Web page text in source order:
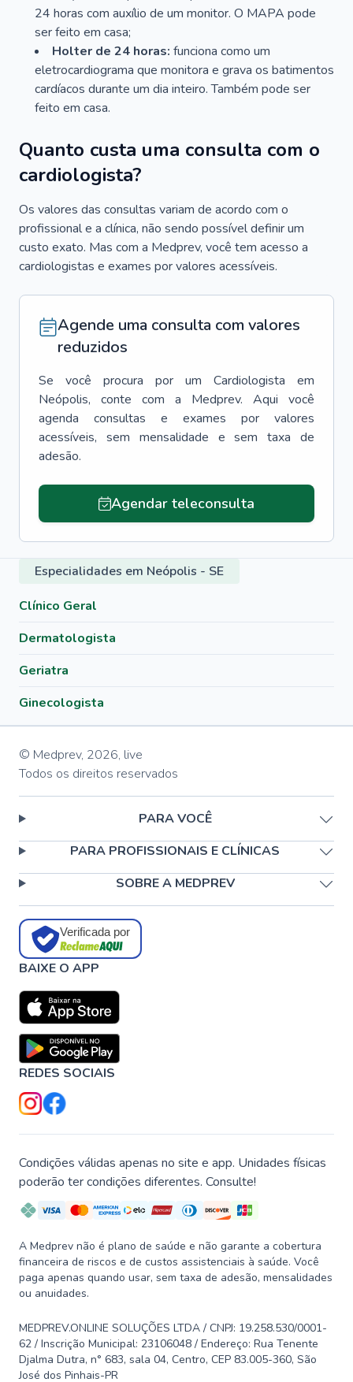
24 horas com auxílio de um monitor. O MAPA pode
ser feito em casa;
Holter de 24 horas: funciona como um
eletrocardiograma que monitora e grava os batimentos
cardíacos durante um dia inteiro. Também pode ser
feito em casa.
Quanto custa uma consulta com o
cardiologista?
Os valores das consultas variam de acordo com o
profissional e a clínica, não sendo possível definir um
custo exato. Mas com a Medprev, você tem acesso a
cardiologistas e exames por valores acessíveis.
Agende uma consulta com valores
reduzidos
Se você procura por um Cardiologista
em
Neópolis, conte com a Medprev. Aqui você
agenda consultas e exames por valores
acessíveis, sem mensalidade e sem taxa de
adesão.
Agendar teleconsulta
Especialidades em Neópolis - SE
Clínico Geral
Dermatologista
Geriatra
Ginecologista
© Medprev, 2026, live
Todos os direitos reservados
PARA VOCÊ
PARA PROFISSIONAIS E CLÍNICAS
SOBRE A MEDPREV
Verificada por
BAIXE O APP
REDES SOCIAIS
Condições válidas apenas no site e app. Unidades físicas
poderão ter condições diferentes. Consulte!
A Medprev não é plano de saúde e não garante a cobertura
financeira de riscos e de custos assistenciais à saúde. Você
paga apenas quando usar, sem taxa de adesão, mensalidades
ou anuidades.
MEDPREV.ONLINE SOLUÇÕES LTDA / CNPJ: 19.258.530/0001-
62 / Inscrição Municipal: 23106048 / Endereço: Rua Tenente
Djalma Dutra, n° 683, sala 04, Centro, CEP 83.005-360, São
José dos Pinhais-PR